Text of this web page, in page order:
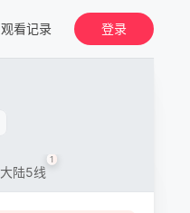
观看记录 登录
大陆5线
1